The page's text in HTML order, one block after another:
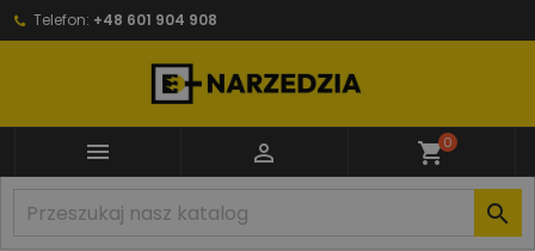
Telefon: +48 601 904 908
  shopping_cart0
